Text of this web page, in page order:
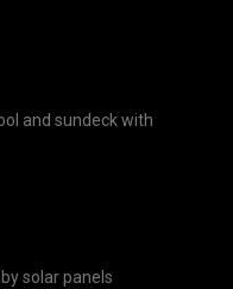
and sundeck with
solar panels